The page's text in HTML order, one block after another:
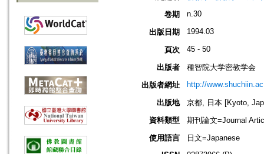
卷期
n.30
出版日期 1994.03
頁次 45 - 50
出版者
種智院大学密教学会
出版者網址
http://
出版地
京都, 日本 [Kyoto,
資料類型
期刊論文=Journal
使用語言
日文=Japanese